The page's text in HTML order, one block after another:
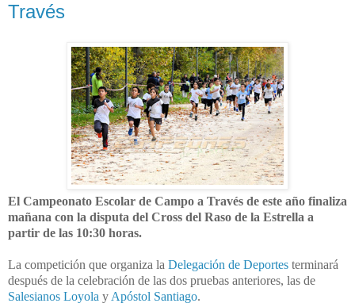
Través
El Campeonato Escolar de Campo a Través de este año finaliza
mañana con la disputa del Cross del Raso de la Estrella a
partir de las 10:30 horas.
La competición que organiza la Delegación de Deportes terminará
después de la celebración de las dos pruebas anteriores, las de
Salesianos Loyola y Apóstol Santiago.